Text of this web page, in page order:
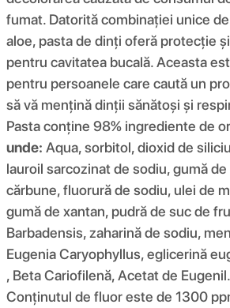
fumat. Datorită combinației unice
aloe, pasta de dinți oferă protecție
pentru cavitatea bucală. Aceasta
pentru persoanele care caută un
să vă mențină dinții sănătoși și
Pasta conține 98% ingrediente de
unde: Aqua, sorbitol, dioxid de
lauroil sarcozinat de sodiu, gumă
cărbune, fluorură de sodiu, ulei de
gumă de xantan, pudră de suc de
Barbadensis, zaharină de sodiu,
Eugenia Caryophyllus, eglicerină
, Beta Cariofilenă, Acetat de Eugenil.
Conținutul de fluor este de 1300